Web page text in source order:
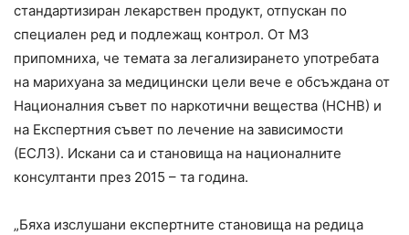
стандартизиран лекарствен продукт, отпускан по
специален ред и подлежащ контрол. От МЗ
припомниха, че темата за легализирането употребата
на марихуана за медицински цели вече е обсъждана от
Националния съвет по наркотични вещества (НСНВ) и
на Експертния съвет по лечение на зависимости
(ЕСЛЗ). Искани са и становища на националните
консултанти през 2015 – та година.
„Бяха изслушани експертните становища на редица